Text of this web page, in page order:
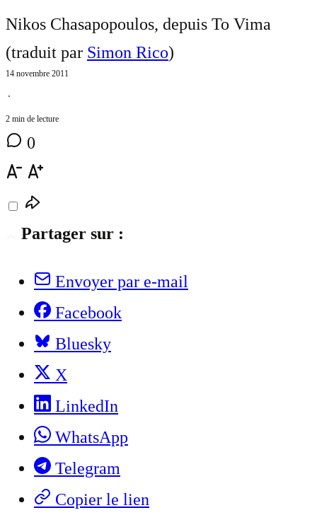
Nikos Chasapopoulos, depuis To Vima
(traduit par Simon Rico)
14 novembre 2011
⋅
2 min de lecture
0
Partager sur :
Envoyer par e-mail
Facebook
Bluesky
X
LinkedIn
WhatsApp
Telegram
Copier le lien